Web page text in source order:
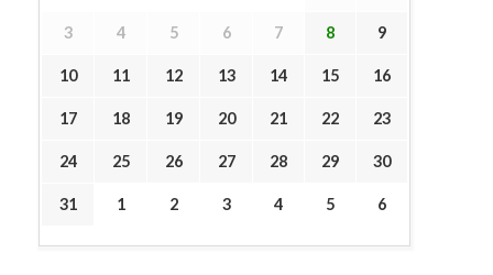
3 4 5 6 7 8 9
10 11 12 13 14 15 16
17 18 19 20 21 22 23
24 25 26 27 28 29 30
31 1 2 3 4 5 6